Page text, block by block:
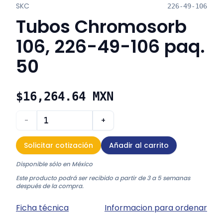
SKC 226-49-106
Tubos Chromosorb
106, 226-49-106 paq.
50
$16,264.64 MXN
- +
Solicitar cotización Añadir al carrito
Disponible sólo en México
Este producto podrá ser recibido a partir de 3 a 5 semanas
después de la compra.
Ficha técnica Informacion para ordenar